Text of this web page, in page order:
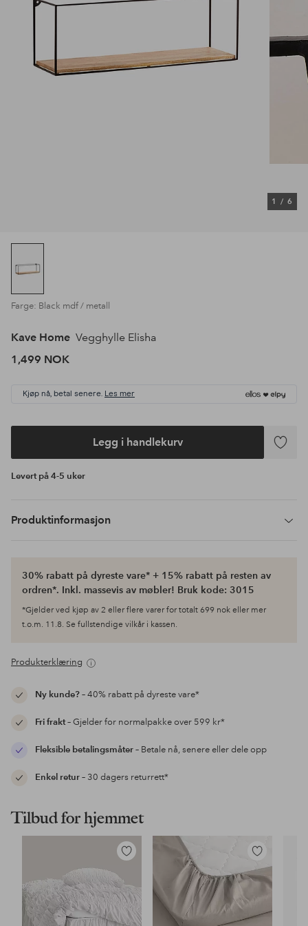
1 / 6
Farge: Black mdf / metall
Kave Home Vegghylle Elisha
1,499 NOK
Kjøp nå, betal senere. Les mer
Legg i handlekurv
Legg
Levert på 4-5 uker
Produktinformasjon
30% rabatt på dyreste vare* + 15% rabatt på resten av
ordren*. Inkl. massevis av møbler! Bruk kode: 3015
*Gjelder ved kjøp av 2 eller flere varer for totalt 699 nok eller mer
t.o.m. 11.8. Se fullstendige vilkår i kassen.
Produkterklæring
Ny kunde?– 40% rabatt på dyreste vare*
Fri frakt– Gjelder for normalpakke over 599 kr*
Fleksible betalingsmåter– Betale nå, senere eller dele opp
Enkel retur– 30 dagers returrett*
Tilbud for hjemmet
Legg
favoritter
Legg
til
favoritter